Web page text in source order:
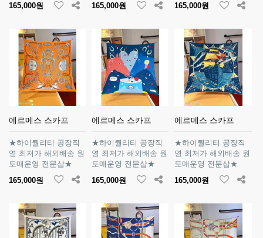
165,000원
165,000원
165,000원
에르메스 스카프
★하이퀄리티 공장직
영 최저가 해외배송 원
도매운영 전문샵★
165,000원
에르메스 스카프
★하이퀄리티 공장직
영 최저가 해외배송 원
도매운영 전문샵★
165,000원
에르메스 스카프
★하이퀄리티 공장직
영 최저가 해외배송 원
도매운영 전문샵★
165,000원